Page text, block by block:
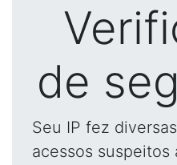
de
Seu IP fez
acessos suspeitos